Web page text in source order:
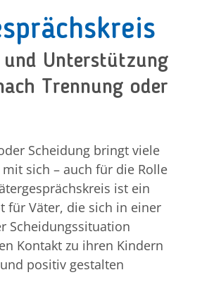
und Unterstützung
Trennung oder
Scheidung bringt viele
sich – auch für die Rolle
ist ein
für Väter, die sich in einer
Scheidungssituation
Kontakt zu ihren Kindern
positiv gestalten